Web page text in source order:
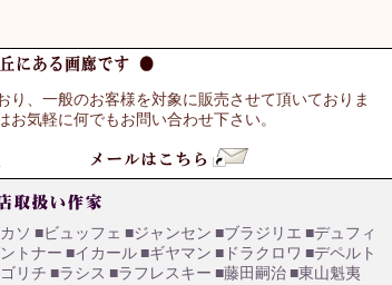
、一般のお客様を対象に販売させて頂いておりま
気軽に何でもお問い合わせ下さい。
ソ ■ビュッフェ ■ジャンセン ■ブラジリエ ■デュフィ
トナー ■イカール ■ギヤマン ■ドラクロワ ■デペルト
リチ ■ラシス ■ラフレスキー ■藤田嗣治 ■東山魁夷